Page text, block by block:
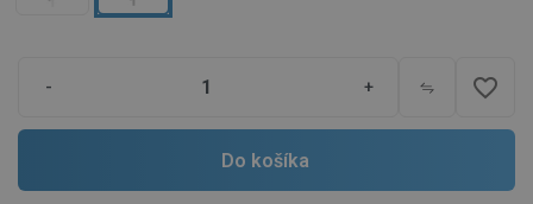
- + favorite_border
Do košíka